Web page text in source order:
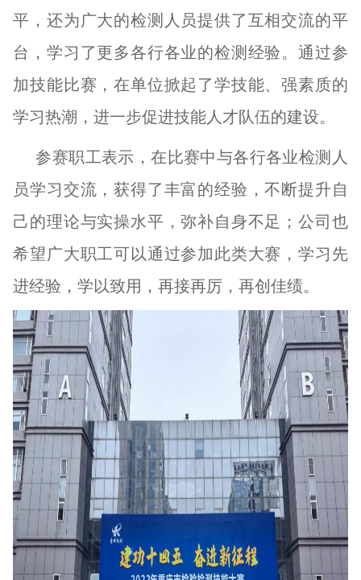
平，还为广大的检测人员提供了互相交流的平
台，学习了更多各行各业的检测经验。通过参
加技能比赛，在单位掀起了学技能、强素质的
学习热潮，进一步促进技能人才队伍的建设。
参赛职工表示，在比赛中与各行各业检测人
员学习交流，获得了丰富的经验，不断提升自
己的理论与实操水平，弥补自身不足；公司也
希望广大职工可以通过参加此类大赛，学习先
进经验，学以致用，再接再厉，再创佳绩。